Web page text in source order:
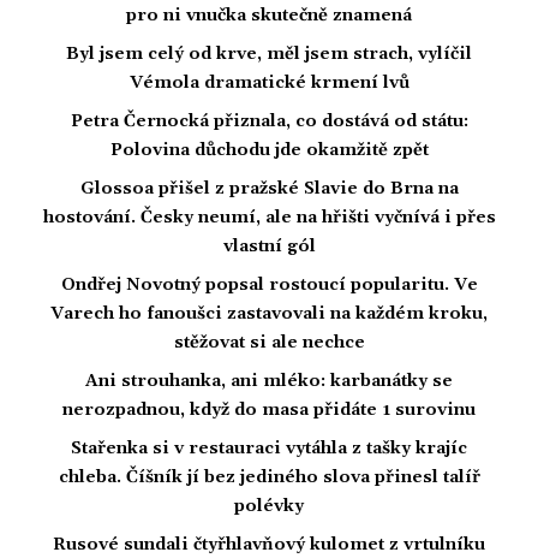
pro ni vnučka skutečně znamená
Byl jsem celý od krve, měl jsem strach, vylíčil
Vémola dramatické krmení lvů
Petra Černocká přiznala, co dostává od státu:
Polovina důchodu jde okamžitě zpět
Glossoa přišel z pražské Slavie do Brna na
hostování. Česky neumí, ale na hřišti vyčnívá i přes
vlastní gól
Ondřej Novotný popsal rostoucí popularitu. Ve
Varech ho fanoušci zastavovali na každém kroku,
stěžovat si ale nechce
Ani strouhanka, ani mléko: karbanátky se
nerozpadnou, když do masa přidáte 1 surovinu
Stařenka si v restauraci vytáhla z tašky krajíc
chleba. Číšník jí bez jediného slova přinesl talíř
polévky
Rusové sundali čtyřhlavňový kulomet z vrtulníku